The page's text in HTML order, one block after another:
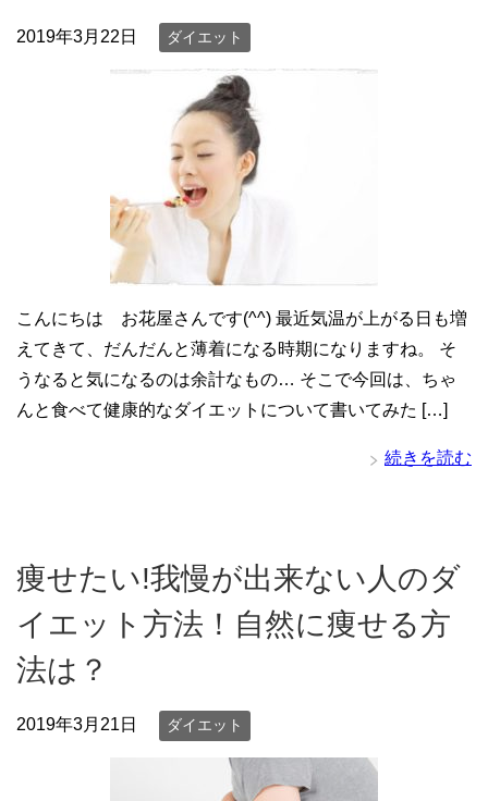
2019年3月22日 ダイエット
こんにちは お花屋さんです(^^) 最近気温が上がる日も増
えてきて、だんだんと薄着になる時期になりますね。 そ
うなると気になるのは余計なもの… そこで今回は、ちゃ
んと食べて健康的なダイエットについて書いてみた […]
続きを読む
痩せたい!我慢が出来ない人のダ
イエット方法！自然に痩せる方
法は？
2019年3月21日 ダイエット